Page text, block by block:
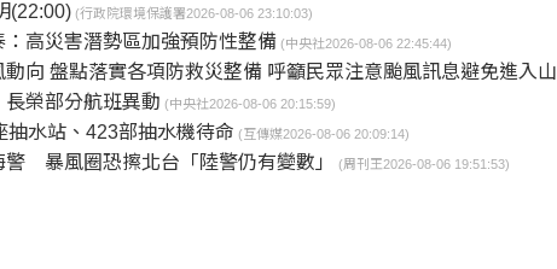
(22:00) (行政院環境保護署2026-08-06 23:10:03)
高災害潛勢區加強預防性整備 (中央社2026-08-06 22:45:44)
點落實各項防救災整備 呼籲民眾注意颱風訊息避免進入山區海域登高災害危險區域
榮部分航班異動 (中央社2026-08-06 20:15:59)
水站、423部抽水機待命 (互傳媒2026-08-06 20:09:14)
警 暴風圈恐擦北台「陸警仍有變數」 (周刊王2026-08-06 19:51:53)